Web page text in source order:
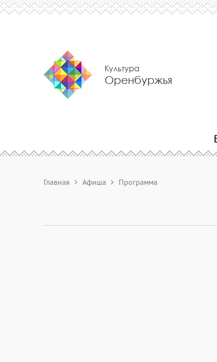
Культура
Оренбуржья
Главная Афиша Программа